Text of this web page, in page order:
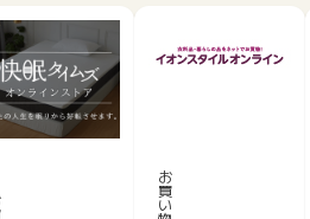
O
N
お
買
い